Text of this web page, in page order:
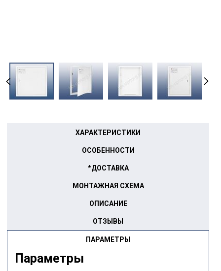
ПАРАМЕТРЫ
ХАРАКТЕРИСТИКИ
ОСОБЕННОСТИ
*ДОСТАВКА
МОНТАЖНАЯ СХЕМА
ОПИСАНИЕ
ОТЗЫВЫ
Параметры